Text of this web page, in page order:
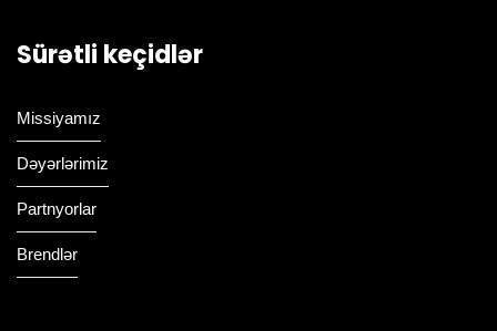
Sürətli keçidlər
Missiyamız
Dəyərlərimiz
Partnyorlar
Brendlər